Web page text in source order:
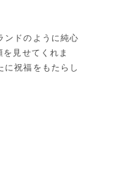
ンドのように純心
見せてくれま
祝福をもたらし